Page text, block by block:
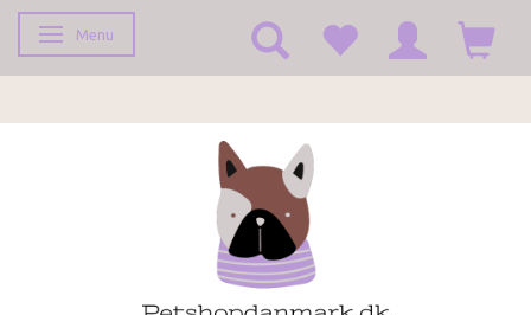
Skifte navigation
Menu